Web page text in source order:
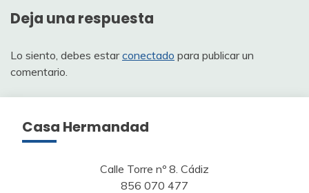
Deja una respuesta
Lo siento, debes estarconectado para publicar un
comentario.
Casa Hermandad
Calle Torre nº 8. Cádiz
856 070 477